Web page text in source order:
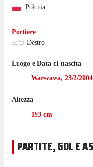
Polonia
Portiere
Destro
Luogo e Data di nascita
Warszawa, 23/2/2004
Altezza
193 cm
PARTITE, GOL E